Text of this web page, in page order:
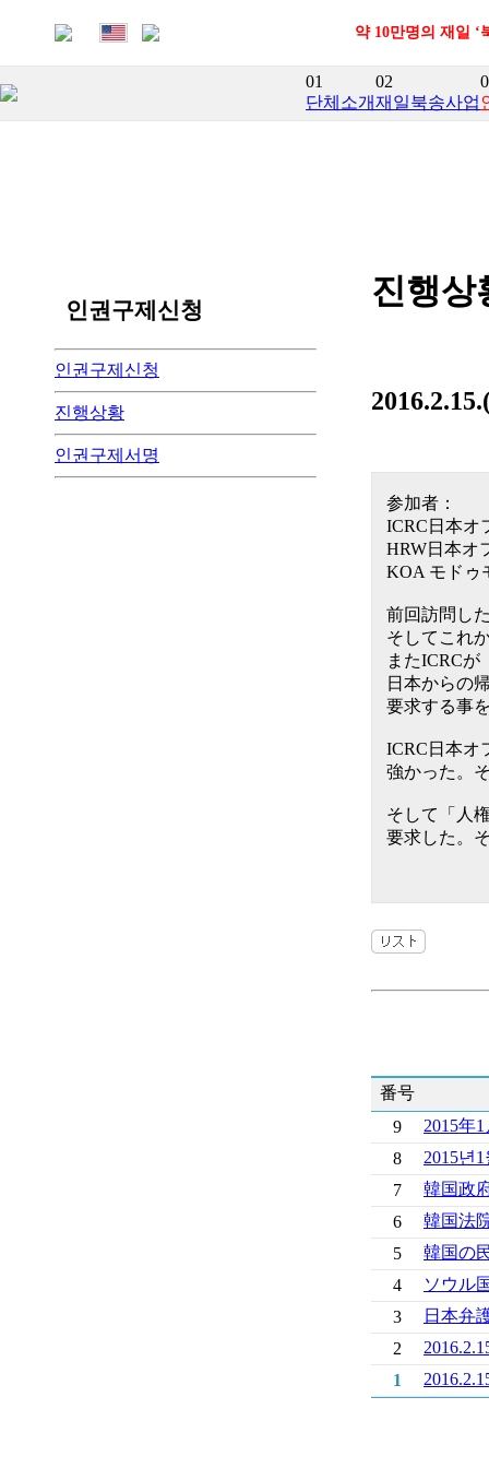
약 10만명의 재일 ‘
01
단체소개
02
재일북송사업
인권구제신청
인권구제신청
진행상황
인권구제서명
진행상
参加者：
ICRC日本
HRW日本
KOA モドゥ
前回訪問し
そしてこれ
またICRC
日本からの
要求する事
ICRC日本オ
強かった。
そして「人
要求した。
番号
9
2015年
8
2015년
7
韓国政
6
韓国法
5
韓国の
4
ソウル
3
日本弁
2
1